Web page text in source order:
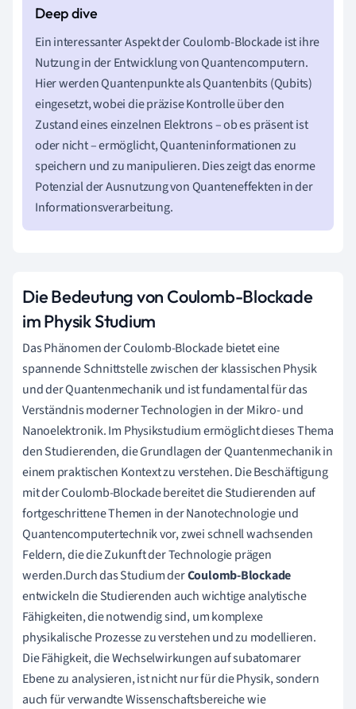
Ein interessanter Aspekt der Coulomb-Blockade ist ihre
Nutzung in der Entwicklung von Quantencomputern.
Hier werden Quantenpunkte als Quantenbits (Qubits)
eingesetzt, wobei die präzise Kontrolle über den
Zustand eines einzelnen Elektrons – ob es präsent ist
oder nicht – ermöglicht, Quanteninformationen zu
speichern und zu manipulieren. Dies zeigt das enorme
Potenzial der Ausnutzung von Quanteneffekten in der
Informationsverarbeitung.
Die Bedeutung von Coulomb-Blockade
im Physik Studium
Das Phänomen der Coulomb-Blockade bietet eine
spannende Schnittstelle zwischen der klassischen Physik
und der Quantenmechanik und ist fundamental für das
Verständnis moderner Technologien in der Mikro- und
Nanoelektronik. Im Physikstudium ermöglicht dieses Thema
den Studierenden, die Grundlagen der Quantenmechanik in
einem praktischen Kontext zu verstehen. Die Beschäftigung
mit der Coulomb-Blockade bereitet die Studierenden auf
fortgeschrittene Themen in der Nanotechnologie und
Quantencomputertechnik vor, zwei schnell wachsenden
Feldern, die die Zukunft der Technologie prägen
werden.Durch das Studium derCoulomb-Blockade
entwickeln die Studierenden auch wichtige analytische
Fähigkeiten, die notwendig sind, um komplexe
physikalische Prozesse zu verstehen und zu modellieren.
Die Fähigkeit, die Wechselwirkungen auf subatomarer
Ebene zu analysieren, ist nicht nur für die Physik, sondern
auch für verwandte Wissenschaftsbereiche wie